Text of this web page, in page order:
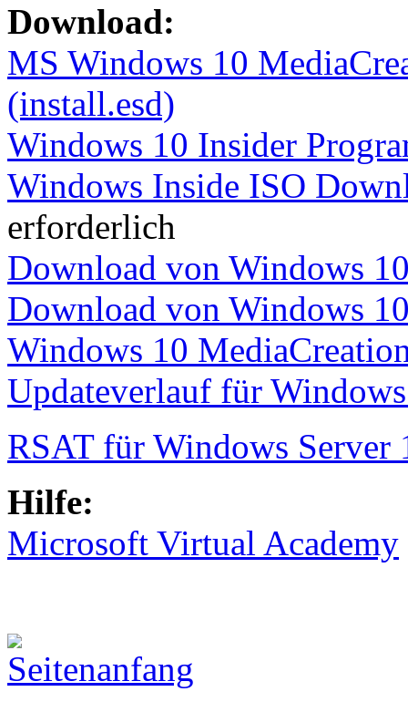
Download:
MS Windows 10
(install.esd)
Windows 10 Insider
Windows Inside ISO
erforderlich
Download von Windows
Download von Windows
Windows 10
Updateverlauf für
RSAT für Windows Server
Hilfe:
Microsoft Virtual Academy